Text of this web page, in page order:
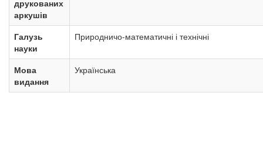
друкованих
аркушів
Галузь
науки
Природничо-математичні і технічні
Мова
видання
Українська